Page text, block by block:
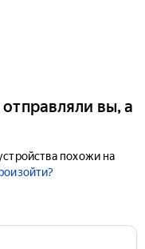
вы, а
похожи на